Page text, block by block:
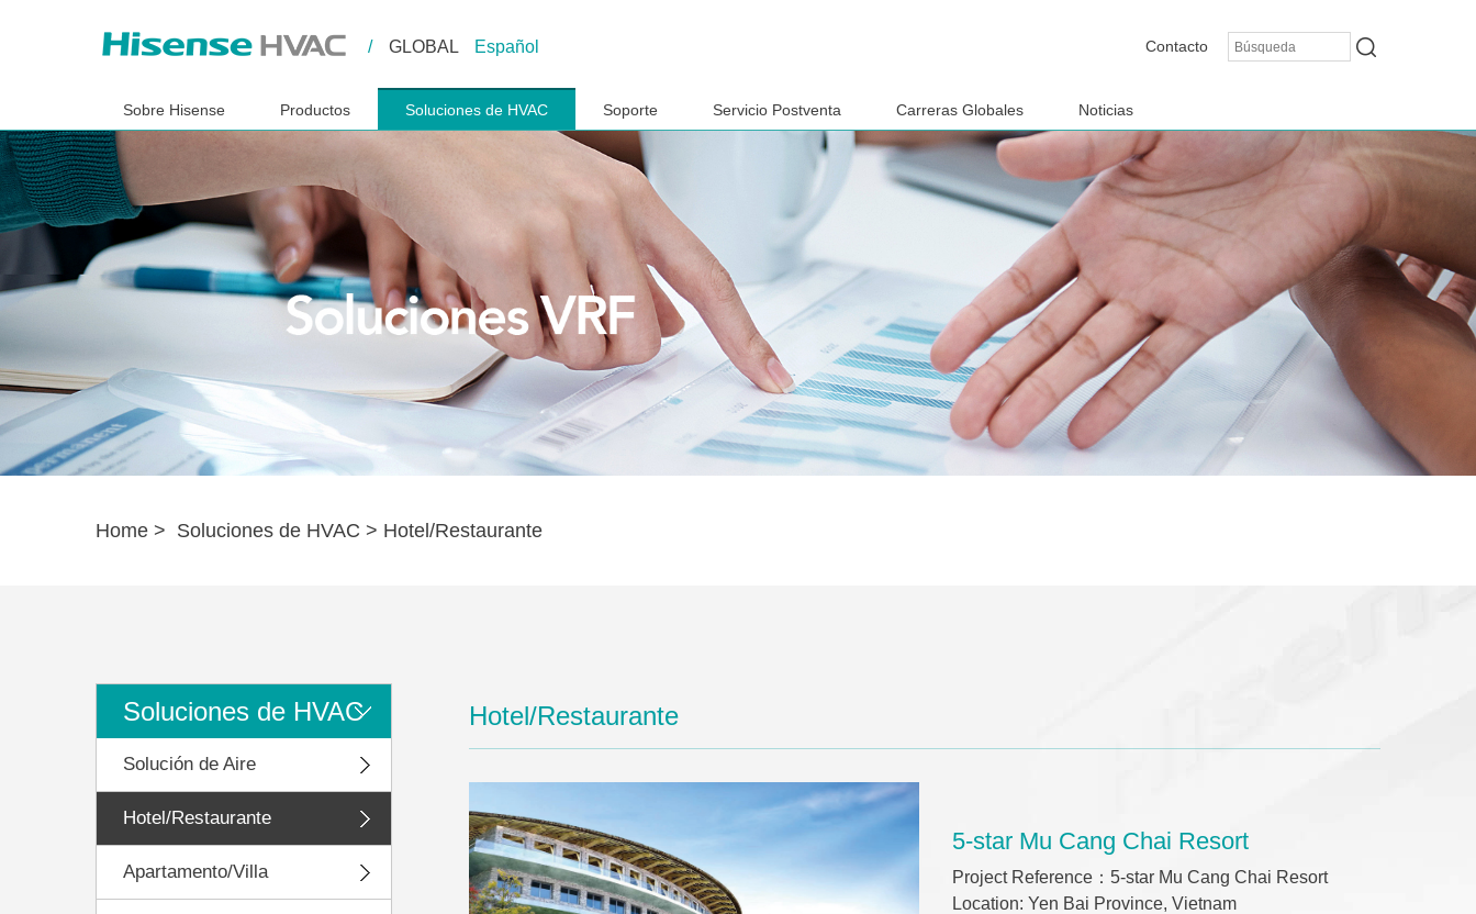
/ GLOBAL Español Contacto
Sobre Hisense Productos Soluciones de HVAC Soporte Servicio Postventa Carreras Globales Noticias
Home > Soluciones de HVAC > Hotel/Restaurante
Soluciones de HVAC
Solución de Aire
Hotel/Restaurante
Apartamento/Villa
Hotel/Restaurante
5-star Mu Cang Chai Resort
Project Reference：5-star Mu Cang Chai Resort
Location: Yen Bai Province, Vietnam